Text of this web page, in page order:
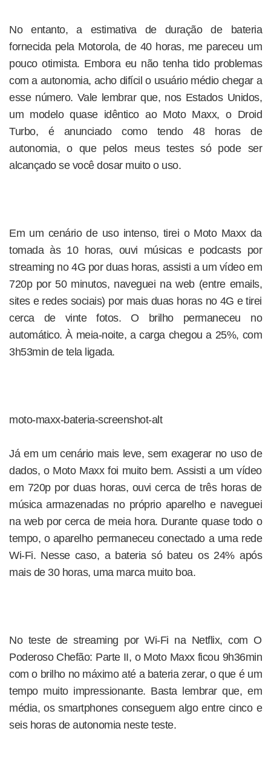
No entanto, a estimativa de duração de bateria
fornecida pela Motorola, de 40 horas, me pareceu um
pouco otimista. Embora eu não tenha tido problemas
com a autonomia, acho difícil o usuário médio chegar a
esse número. Vale lembrar que, nos Estados Unidos,
um modelo quase idêntico ao Moto Maxx, o Droid
Turbo, é anunciado como tendo 48 horas de
autonomia, o que pelos meus testes só pode ser
alcançado se você dosar muito o uso.
Em um cenário de uso intenso, tirei o Moto Maxx da
tomada às 10 horas, ouvi músicas e podcasts por
streaming no 4G por duas horas, assisti a um vídeo em
720p por 50 minutos, naveguei na web (entre emails,
sites e redes sociais) por mais duas horas no 4G e tirei
cerca de vinte fotos. O brilho permaneceu no
automático. À meia-noite, a carga chegou a 25%, com
3h53min de tela ligada.
moto-maxx-bateria-screenshot-alt
Já em um cenário mais leve, sem exagerar no uso de
dados, o Moto Maxx foi muito bem. Assisti a um vídeo
em 720p por duas horas, ouvi cerca de três horas de
música armazenadas no próprio aparelho e naveguei
na web por cerca de meia hora. Durante quase todo o
tempo, o aparelho permaneceu conectado a uma rede
Wi-Fi. Nesse caso, a bateria só bateu os 24% após
mais de 30 horas, uma marca muito boa.
No teste de streaming por Wi-Fi na Netflix, com O
Poderoso Chefão: Parte II, o Moto Maxx ficou 9h36min
com o brilho no máximo até a bateria zerar, o que é um
tempo muito impressionante. Basta lembrar que, em
média, os smartphones conseguem algo entre cinco e
seis horas de autonomia neste teste.